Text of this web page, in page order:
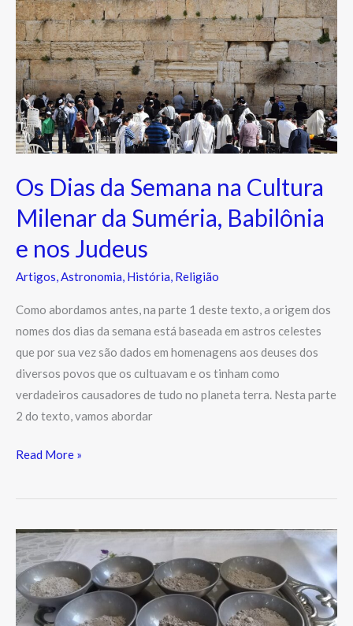
Os Dias da Semana na Cultura
Milenar da Suméria, Babilônia
e nos Judeus
Artigos,Astronomia, História, Religião
Como abordamos antes, na parte 1 deste texto, a origem dos
nomes dos dias da semana está baseada em astros celestes
que por sua vez são dados em homenagens aos deuses dos
diversos povos que os cultuavam e os tinham como
verdadeiros causadores de tudo no planeta terra. Nesta parte
2 do texto, vamos abordar
Semana
na
Cultura
Milenar
da
Suméria,
Babilônia
nos
Read More »
Quarta-
feira
de
Cinzas